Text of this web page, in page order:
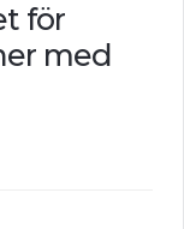
för
med